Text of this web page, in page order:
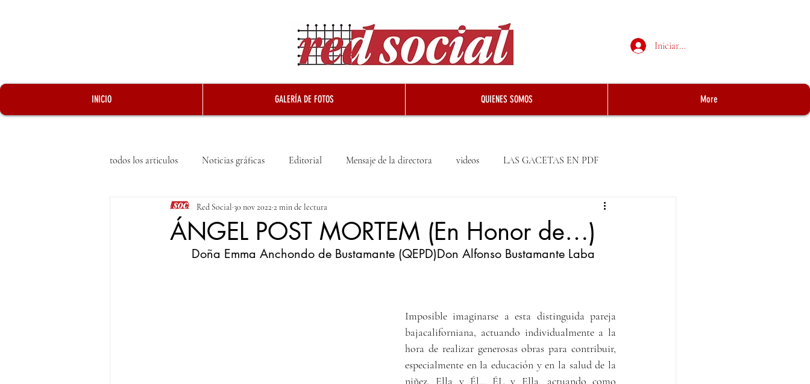
Iniciar sesión
INICIO GALERÍA DE FOTOS QUIENES SOMOS More
todos los articulos Noticias gráficas Editorial Mensaje de la directora videos LAS GACETAS EN PDF
ÁNGEL POST MORTEM (En Honor de…)
Red Social 30 nov 2022 2 min de lectura
Doña Emma Anchondo de Bustamante (QEPD)Don Alfonso Bustamante Laba
Imposible imaginarse a esta distinguida pareja
bajacaliforniana, actuando individualmente a la
hora de realizar generosas obras para contribuir,
especialmente en la educación y en la salud de la
niñez. Ella y Él… ÉL y Ella, actuando como